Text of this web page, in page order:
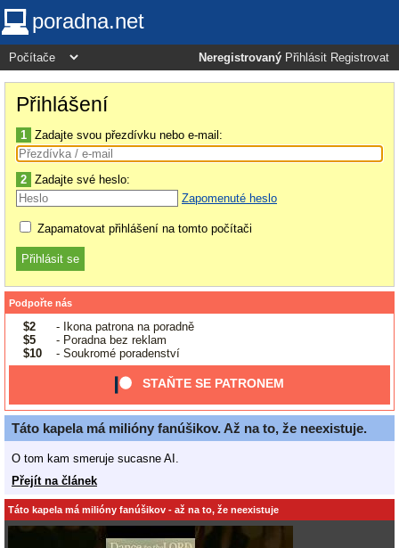
poradna.net
Neregistrovaný Přihlásit Registrovat
Přihlášení
1 Zadajte svou přezdívku nebo e-mail:
2 Zadajte své heslo:
Zapomenuté heslo
Zapamatovat přihlášení na tomto počítači
Podpořte nás
$2
- Ikona patrona na poradně
$5
- Poradna bez reklam
$10
- Soukromé poradenství
STAŇTE SE PATRONEM
Táto kapela má milióny fanúšikov. Až na to, že neexistuje.
O tom kam smeruje sucasne AI.
Přejít na článek
Táto kapela má milióny fanúšikov - až na to, že neexistuje